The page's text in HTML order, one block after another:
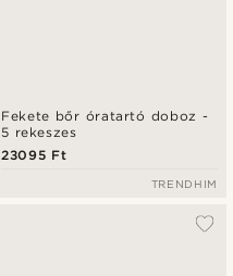
Fekete bőr óratartó doboz -
5 rekeszes
23095 Ft
TRENDHIM